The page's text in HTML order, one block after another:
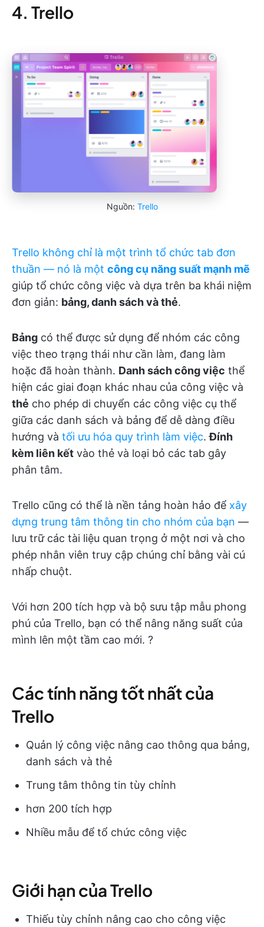
4. Trello
Nguồn: Trello
Trello không chỉ là một trình tổ chức tab đơn
thuần — nó là một công cụ năng suất mạnh mẽ
giúp tổ chức công việc và dựa trên ba khái niệm
đơn giản: bảng, danh sách và thẻ.
Bảng có thể được sử dụng để nhóm các công
việc theo trạng thái như cần làm, đang làm
hoặc đã hoàn thành. Danh sách công việc thể
hiện các giai đoạn khác nhau của công việc và
thẻ cho phép di chuyển các công việc cụ thể
giữa các danh sách và bảng để dễ dàng điều
hướng và tối ưu hóa quy trình làm việc.Đính
kèm liên kết vào thẻ và loại bỏ các tab gây
phân tâm.
Trello cũng có thể là nền tảng hoàn hảo để xây
dựng trung tâm thông tin cho nhóm của bạn —
lưu trữ các tài liệu quan trọng ở một nơi và cho
phép nhân viên truy cập chúng chỉ bằng vài cú
nhấp chuột.
Với hơn 200 tích hợp và bộ sưu tập mẫu phong
phú của Trello, bạn có thể nâng năng suất của
mình lên một tầm cao mới. ?
Các tính năng tốt nhất của
Trello
Quản lý công việc nâng cao thông qua bảng,
danh sách và thẻ
Trung tâm thông tin tùy chỉnh
hơn 200 tích hợp
Nhiều mẫu để tổ chức công việc
Giới hạn của Trello
Thiếu tùy chỉnh nâng cao cho công việc